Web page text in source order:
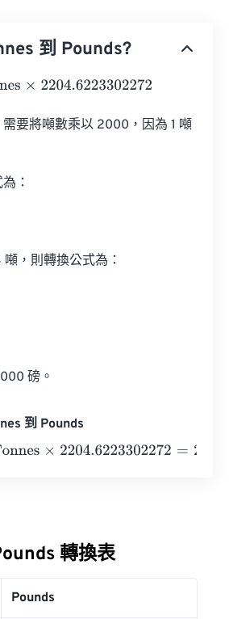
到 Pounds?
2204.6223302272
要將噸數乘以 2000，因為 1 噸
：
，則轉換公式為：
磅。
到 Pounds
×2204.6223302272=
轉換表
Pounds